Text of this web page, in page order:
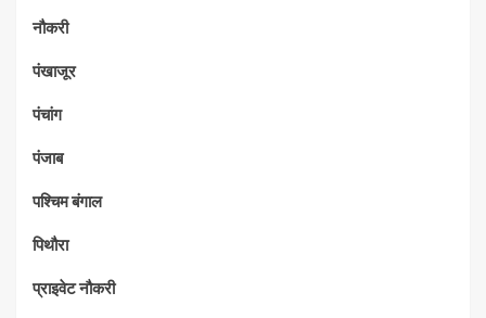
नौकरी
पंखाजूर
पंचांग
पंजाब
पश्चिम बंगाल
पिथौरा
प्राइवेट नौकरी